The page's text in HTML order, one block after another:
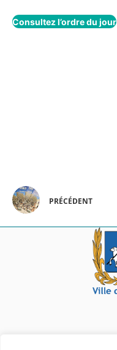
Consultez l’ordre du jour
PRÉCÉDENT